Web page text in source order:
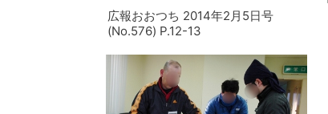
広報おおつち 2014年2月5日号
(No.576) P.12-13